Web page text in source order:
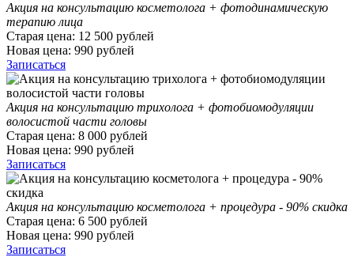
Акция на консультацию косметолога + фотодинамическую
терапию лица
Старая цена: 12 500 рублей
Новая цена: 990 рублей
Записаться
Акция на консультацию трихолога + фотобиомодуляции
волосистой части головы
Старая цена: 8 000 рублей
Новая цена: 990 рублей
Записаться
Акция на консультацию косметолога + процедура - 90% скидка
Старая цена: 6 500 рублей
Новая цена: 990 рублей
Записаться